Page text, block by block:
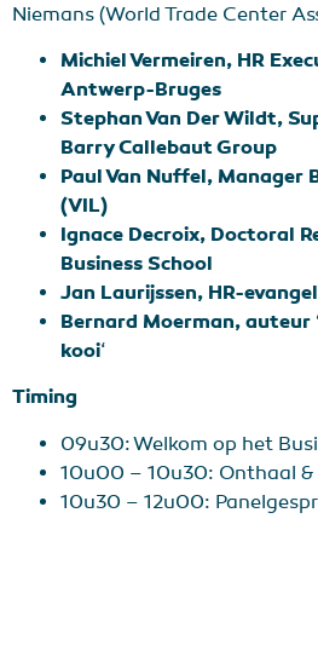
Niemans (World Trade Center
Michiel Vermeiren, HR
Antwerp-Bruges
Stephan Van Der Wildt,
Barry Callebaut Group
Paul Van Nuffel, Manager
(VIL)
Ignace Decroix, Doctoral
Business School
Jan Laurijssen, HR-
Bernard Moerman, auteur
kooi‘
Timing
09u30: Welkom op het
10u00 – 10u30: Onthaal
10u30 – 12u00: